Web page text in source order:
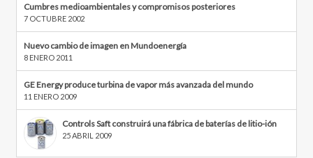
Cumbres medioambientales y compromisos posteriores
7 OCTUBRE 2002
Nuevo cambio de imagen en Mundoenergía
8 ENERO 2011
GE Energy produce turbina de vapor más avanzada del mundo
11 ENERO 2009
Controls Saft construirá una fábrica de baterías de litio-ión
25 ABRIL 2009